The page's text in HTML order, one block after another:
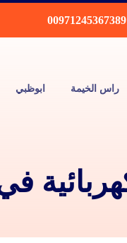
00971245367389
راس الخيمة ابوظبي